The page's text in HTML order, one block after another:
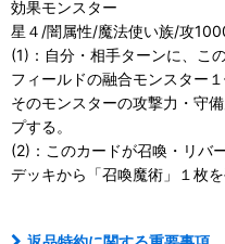
効果モンスター
星４/闇属性/魔法使い族/攻
(1)：自分・相手ターンに、こ
フィールドの融合モンスター
そのモンスターの攻撃力・守
プする。
(2)：このカードが召喚・リバ
デッキから「召喚魔術」１枚を